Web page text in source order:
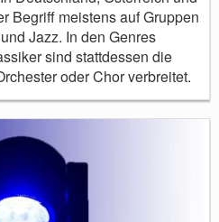
Begriff meistens auf Gruppen
Jazz. In den Genres
sind stattdessen die
oder Chor verbreitet.